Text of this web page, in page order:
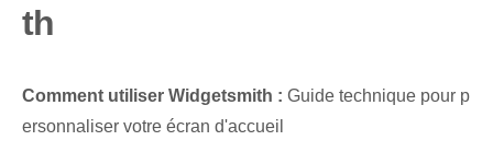
th
Comment utiliser Widgetsmith : ⁣Guide technique⁣ pour p
ersonnaliser votre écran d'accueil⁤